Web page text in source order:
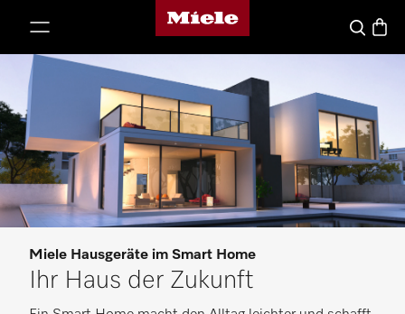
Miele-Homepage
Suche
Miele Hausgeräte im Smart Home
Ihr Haus der Zukunft